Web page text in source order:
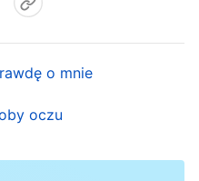
na tę chorobę?
o mnie
oczu